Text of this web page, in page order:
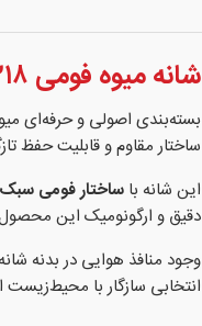
شانه میوه فومی ۲۱۸ | انتخابی هوشمند برای بسته‌بندی میوه‌های حساس
بسته‌بندی اصولی و حرفه‌ای
ساختار مقاوم و قابلیت حفظ
این شانه با ساختار فومی
دقیق و ارگونومیک این
وجود منافذ هوایی در بدنه
انتخابی سازگار با